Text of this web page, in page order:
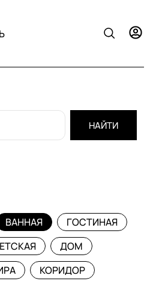
НАЙТИ
ВАННАЯ
ГОСТИНАЯ
ДОМ
КОРИДОР